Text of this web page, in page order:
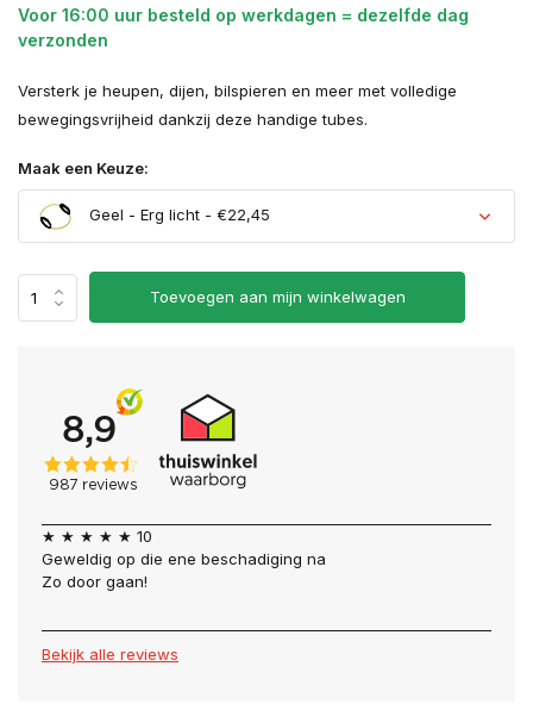
Voor 16:00 uur besteld op werkdagen = dezelfde dag
verzonden
Versterk je heupen, dijen, bilspieren en meer met volledige
bewegingsvrijheid dankzij deze handige tubes.
Maak een Keuze:
Geel - Erg licht - €22,45
Toevoegen aan mijn winkelwagen
★ ★ ★ ★ ★ 10
Geweldig op die ene beschadiging na
Zo door gaan!
Bekijk alle reviews